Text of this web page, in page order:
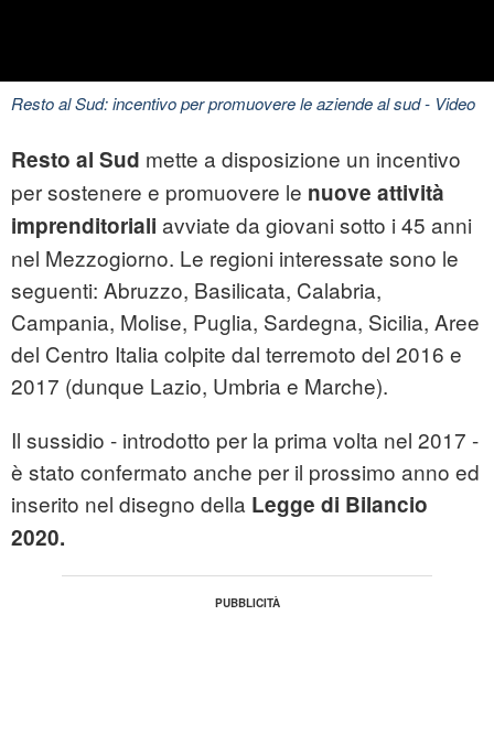
Resto al Sud: incentivo per promuovere le aziende al sud- Video
Resto al Sud mette a disposizione un incentivo
per sostenere e promuovere le nuove attività
imprenditoriali avviate da giovani sotto i 45 anni
nel Mezzogiorno. Le regioni interessate sono le
seguenti: Abruzzo, Basilicata, Calabria,
Campania, Molise, Puglia, Sardegna, Sicilia, Aree
del Centro Italia colpite dal terremoto del 2016 e
2017 (dunque Lazio, Umbria e Marche).
Il sussidio - introdotto per la prima volta nel 2017 -
è stato confermato anche per il prossimo anno ed
inserito nel disegno della Legge di Bilancio
2020.